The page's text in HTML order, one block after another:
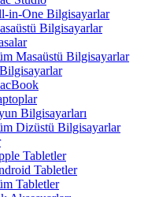
in-One Bilgisayarlar
Bilgisayarlar
Masaüstü Bilgisayarlar
Bilgisayarları
Dizüstü Bilgisayarlar
Tabletler
Tabletler
Tabletler